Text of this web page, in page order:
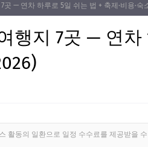
곳 — 연차 하루로 5일 쉬는 법 + 축제·비용·숙
행지 7곳 — 연차
활동의 일환으로 일정 수수료를 제공받을